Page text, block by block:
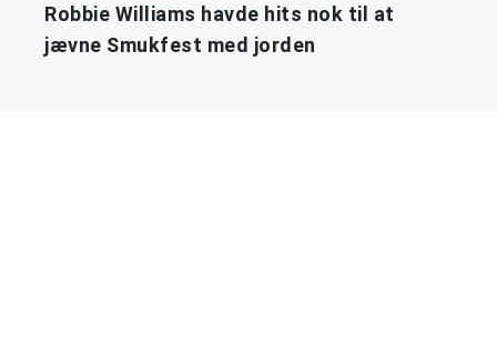
Robbie Williams havde hits nok til at
jævne Smukfest med jorden